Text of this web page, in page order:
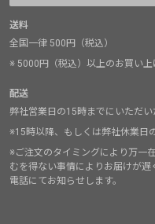
送料
全国一律 500円（税込）
※ 5000円（税込）以上のお買い上
配送
弊社営業日の15時までにいただい
※15時以降、もしくは弊社休業日
※ご注文のタイミングにより万一
むを得ない事情によりお届けが
電話にてお知らせします。